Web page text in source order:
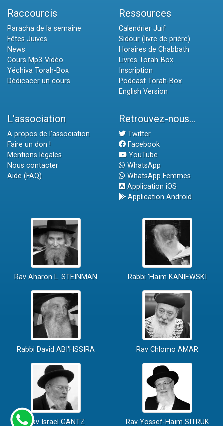
Raccourcis
Paracha de la semaine
Fêtes Juives
News
Cours Mp3-Vidéo
Yéchiva Torah-Box
Dédicacer un cours
Ressources
Calendrier Juif
Sidour (livre de prière)
Horaires de Chabbath
Livres Torah-Box
Inscription
Podcast Torah-Box
English Version
L'association
A propos de l'association
Faire un don !
Mentions légales
Nous contacter
Aide (FAQ)
Retrouvez-nous...
Twitter
Facebook
YouTube
WhatsApp
WhatsApp Femmes
Application iOS
Application Android
Rav Aharon L. STEINMAN Rabbi 'Haïm KANIEWSKI
Rabbi David ABI'HSSIRA Rav Chlomo AMAR
Rav Israël GANTZ Rav Yossef-Haïm SITRUK